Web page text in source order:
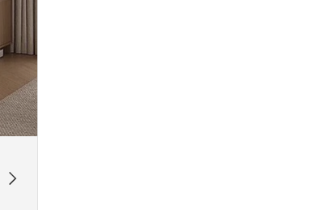
Avanti